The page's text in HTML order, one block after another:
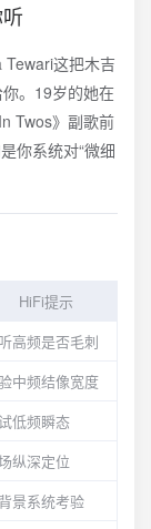
这把木吉
。19岁的她在
Twos》副歌前
你系统对“微细
HiFi提示
高频是否毛刺
中频结像宽度
低频瞬态
纵深定位
景系统考验